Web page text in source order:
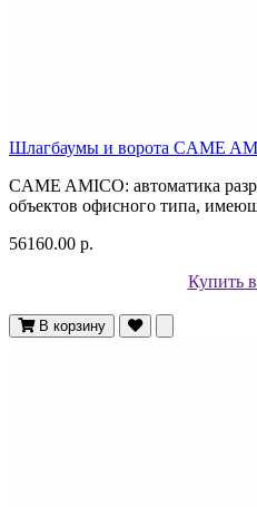
Шлагбаумы и ворота CAME
CAME AMICO: автоматика
объектов офисного типа,
56160.00 р.
Купить
В корзину